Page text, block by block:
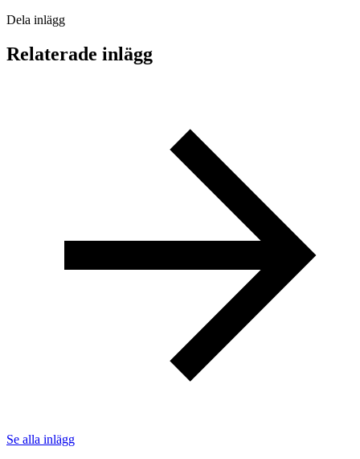
Dela inlägg
Relaterade inlägg
Se alla inlägg